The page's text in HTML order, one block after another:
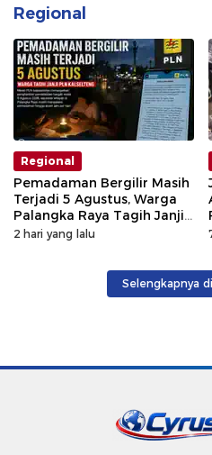
Regional
Regional
Pemadaman Bergilir Masih
Terjadi 5 Agustus, Warga
Palangka Raya Tagih Janji
GM PLN Kaltengsel
2 hari yang lalu
Selengkapnya